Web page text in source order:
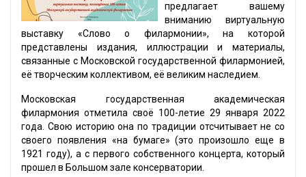
предлагает вашему
вниманию виртуальную
выставку «Слово о филармонии», на которой
представлены издания, иллюстрации и материалы,
связанные с Московской государственной филармонией,
её творческим коллективом, её великим наследием.
Московская государственная академическая
филармония отметила своё 100-летие 29 января 2022
года. Свою историю она по традиции отсчитывает не со
своего появления «на бумаге» (это произошло еще в
1921 году), а с первого собственного концерта, который
прошел в Большом зале консерватории.